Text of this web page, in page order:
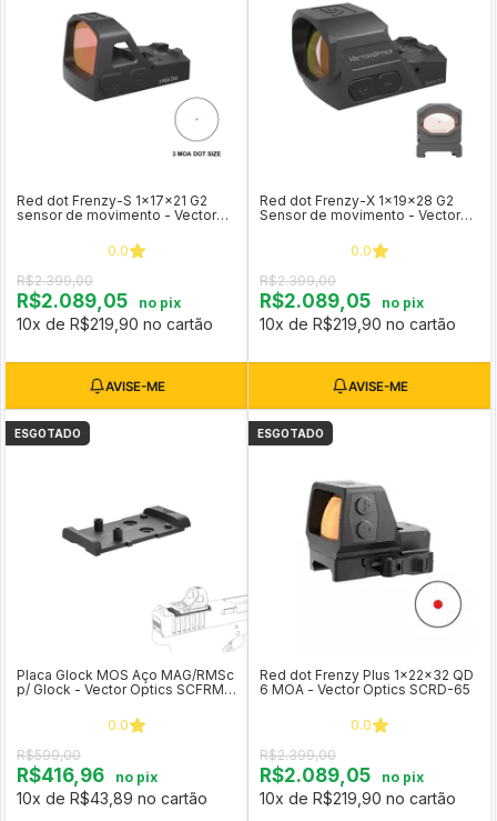
Red dot Frenzy-S 1x17x21 G2
sensor de movimento - Vector
0.0
R$2.399,00
R$2.089,05 no pix
10x de R$219,90 no cartão
Red dot Frenzy-X 1x19x28 G2
Sensor de movimento - Vector
0.0
R$2.399,00
R$2.089,05 no pix
10x de R$219,90 no cartão
ESGOTADO
Placa Glock MOS Aço MAG/RMSc
p/ Glock - Vector Optics SCFRM-
0.0
R$599,00
R$416,96 no pix
10x de R$43,89 no cartão
ESGOTADO
Red dot Frenzy Plus 1x22x32 QD
6 MOA - Vector Optics SCRD-65
0.0
R$2.399,00
R$2.089,05 no pix
10x de R$219,90 no cartão